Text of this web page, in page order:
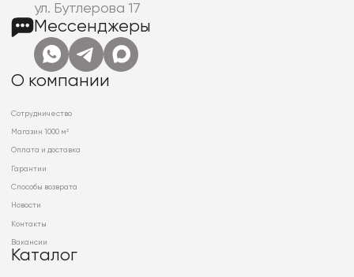
ул. Бутлерова 17
Мессенджеры
О компании
Сотрудничество
Магазин 1000 м²
Оплата и доставка
Гарантии
Способы возврата
Новости
Контакты
Вакансии
Каталог